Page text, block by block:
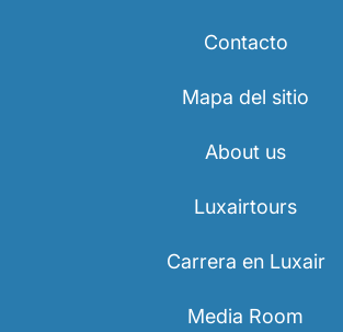
Contacto
Mapa del sitio
About us
Luxairtours
Carrera en Luxair
Media Room